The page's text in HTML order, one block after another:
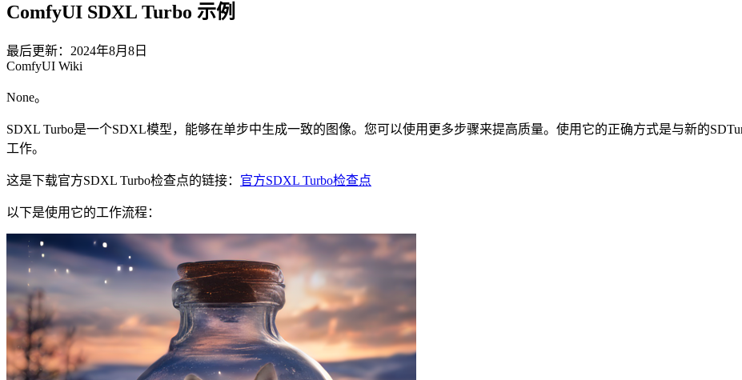
ComfyUI SDXL Turbo 示例
最后更新：2024年8月8日
ComfyUI Wiki
None。
SDXL Turbo是一个SDXL模型，能够在单步中生成一致的图像。您可以使用更多步骤来提高质量。使用它的正确方式是与新的
工作。
这是下载官方SDXL Turbo检查点的链接： 官方SDXL Turbo检查点
以下是使用它的工作流程：